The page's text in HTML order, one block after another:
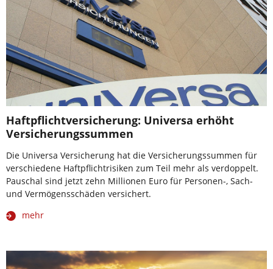
Haftpflichtversicherung: Universa erhöht
Versicherungssummen
Die Universa Versicherung hat die Versicherungssummen für
verschiedene Haftpflichtrisiken zum Teil mehr als verdoppelt.
Pauschal sind jetzt zehn Millionen Euro für Personen-, Sach-
und Vermögensschäden versichert.
mehr